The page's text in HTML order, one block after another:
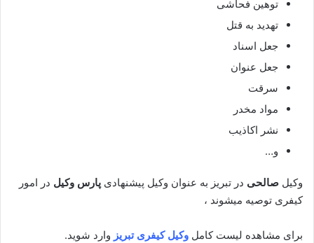
توهین فحاشی
تهدید به قتل
جعل اسناد
جعل عنوان
سرقت
مواد مخدر
نشر اکاذیب
و…
وکیل صالحی در تبریز به عنوان وکیل پیشنهادی پارس وکیل در امور
کیفری توصیه میشوند ،
برای مشاهده لیست کامل وکیل کیفری تبریز وارد شوید.